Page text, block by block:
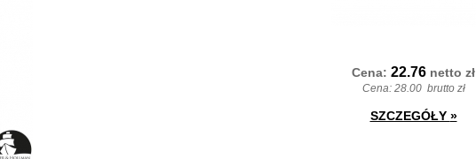
Cena: 22.76 netto zł
Cena: 28.00 brutto zł
SZCZEGÓŁY »